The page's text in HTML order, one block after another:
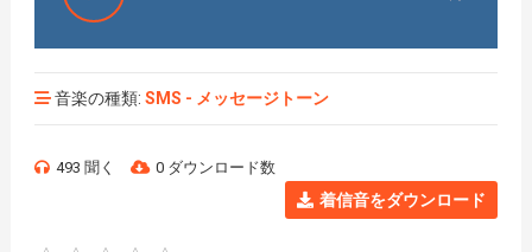
音楽の種類: SMS - メッセージトーン
493 聞く 0 ダウンロード数
着信音をダウンロード